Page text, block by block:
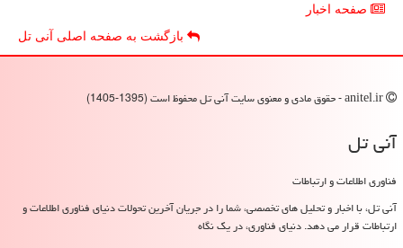
صفحه اخبار
بازگشت به صفحه اصلی آنی تل
آنی تل
فناوری اطلاعات و ارتباطات
آنی تل، با اخبار و تحلیل های تخصصی، شما را در جریان آخرین تحولات دنیای فناوری اطلاعات و
ارتباطات قرار می دهد. دنیای فناوری، در یک نگاه